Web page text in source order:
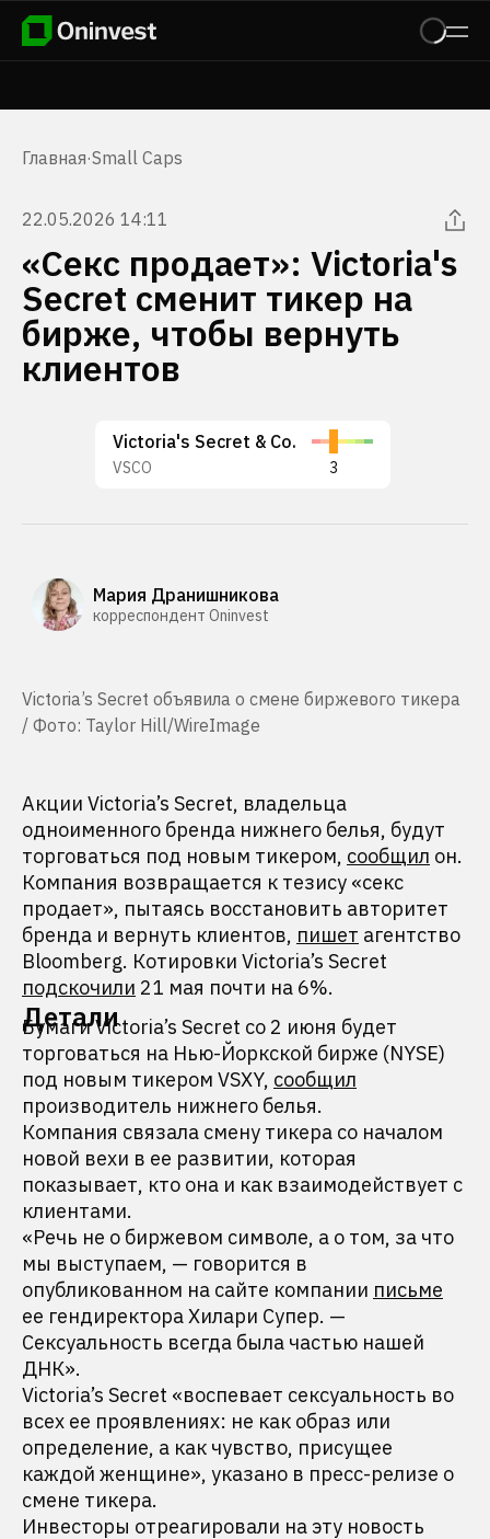
Главная·Small Caps
22.05.2026 14:11
«Секс продает»: Victoria's
Secret сменит тикер на
бирже, чтобы вернуть
клиентов
Victoria's Secret & Co.
VSCO 3
Мария Дранишникова
корреспондент Oninvest
Victoria’s Secret объявила о смене биржевого тикера
/ Фото: Taylor Hill/WireImage
Акции Victoria’s Secret, владельца
одноименного бренда нижнего белья, будут
торговаться под новым тикером, сообщил он.
Компания возвращается к тезису «секс
продает», пытаясь восстановить авторитет
бренда и вернуть клиентов, пишет агентство
Bloomberg. Котировки Victoria’s Secret
подскочили 21 мая почти на 6%.
Детали
Бумаги Victoria’s Secret со 2 июня будет
торговаться на Нью-Йоркской бирже (NYSE)
под новым тикером VSXY, сообщил
производитель нижнего белья.
Компания связала смену тикера со началом
новой вехи в ее развитии, которая
показывает, кто она и как взаимодействует с
клиентами.
«Речь не о биржевом символе, а о том, за что
мы выступаем, — говорится в
опубликованном на сайте компании письме
ее гендиректора Хилари Супер. —
Сексуальность всегда была частью нашей
ДНК».
Victoria’s Secret «воспевает сексуальность во
всех ее проявлениях: не как образ или
определение, а как чувство, присущее
каждой женщине», указано в пресс-релизе о
смене тикера.
Инвесторы отреагировали на эту новость